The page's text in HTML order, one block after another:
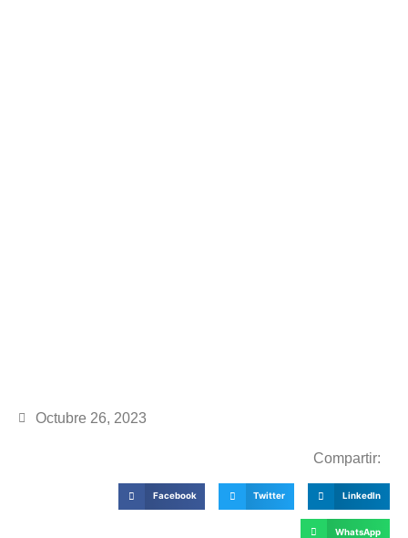
Octubre 26, 2023
Compartir:
Facebook Twitter LinkedIn
WhatsApp